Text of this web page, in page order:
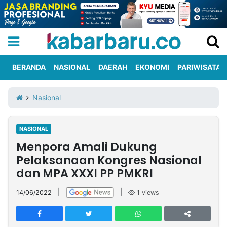
Iklan
Berita
Kami
Nasional
International
Olahraga
Entertainment
Daerah
Pariwisata
Kuliner
Kolom
Network
PT
TREETAN
BERANDA NASIONAL DAERAH EKONOMI PARIWISATA
Nasional
NASIONAL
Menpora Amali Dukung
Pelaksanaan Kongres Nasional
dan MPA XXXI PP PMKRI
14/06/2022 1 views